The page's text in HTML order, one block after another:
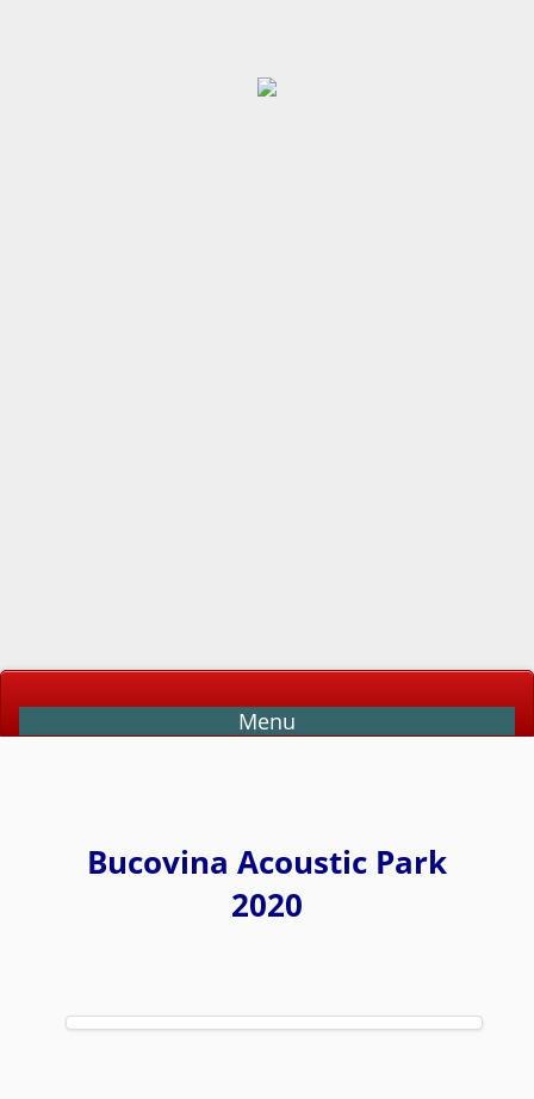
Menu
Bucovina Acoustic Park
2020